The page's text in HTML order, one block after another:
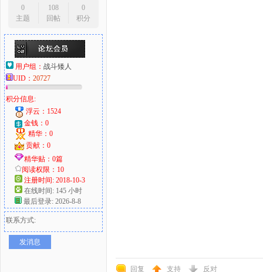
0
主题
108
回帖
0
积分
用户组： 战斗矮人
UID： 20727
积分信息:
浮云：1524
金钱：0
精华：0
贡献：0
精华贴：0篇
阅读权限：10
注册时间: 2018-10-3
在线时间: 145 小时
最后登录: 2026-8-8
联系方式:
发消息
回复 支持 反对